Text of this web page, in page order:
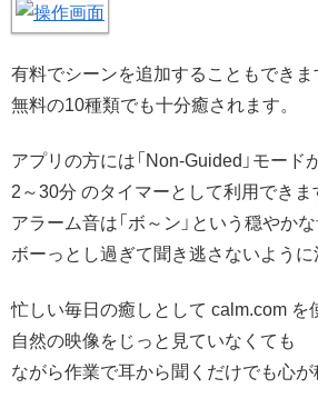
有料でシーンを追加することもできま
無料の10種類でも十分癒されます。
アプリの方には「Non-Guided」モード
2～30分 のタイマーとして利用できま
アラーム音は「ボ～ン」という穏やか
ボーっとし過ぎて聞き逃さないよう
忙しい毎日の癒しとして calm.com を
自然の映像をじっと見ていなくても
ながら作業で耳から聞くだけでも心が